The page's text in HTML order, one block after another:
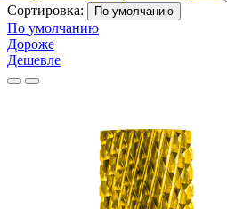
Сортировка: По умолчанию
По умолчанию
Дороже
Дешевле